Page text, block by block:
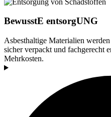
BewusstE entsorgUNG
Asbesthaltige Materialien
sicher verpackt und fachgerecht
Mehrkosten.